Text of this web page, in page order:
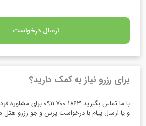
ارسال درخواست
برای رزرو نیاز به کمک دارید؟
با ما تماس بگیرید 1863 700
و یا ارسال پیام با درخواست پرس و جو رزرو هتل